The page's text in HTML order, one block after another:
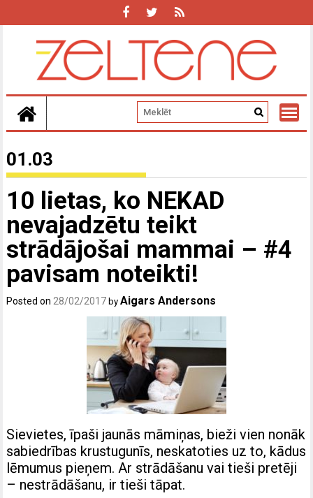
01.03
10 lietas, ko NEKAD
nevajadzētu teikt
strādājošai mammai – #4
pavisam noteikti!
Posted on 28/02/2017 byAigars Andersons
Sievietes, īpaši jaunās māmiņas, bieži vien nonāk
sabiedrības krustugunīs, neskatoties uz to, kādus
lēmumus pieņem. Ar strādāšanu vai tieši pretēji
– nestrādāšanu, ir tieši tāpat.